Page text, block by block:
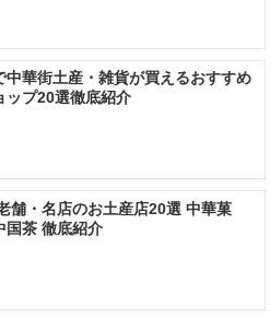
中華街土産・雑貨が買えるおすすめ
ップ20選徹底紹介
舗・名店のお土産店20選 中華菓
国茶 徹底紹介